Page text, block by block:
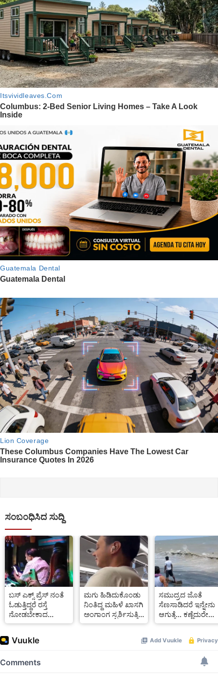
ಸಂಬಂಧಿಸಿದ ಸುದ್ದಿ
ಬಸ್ ಎಕ್ಸ್ ಪ್ರೆಸ್ ನಂತೆ
ಓಡುತ್ತಿದ್ದರೆ ರಸ್ತೆ
ನೋಡಬೇಕಾದ
ಡ್ರೈವರ್ ಮೊಬೈಲ್ ನಲ್ಲಿ
Video
ಮಗು ಹಿಡಿದುಕೊಂಡು
ನಿಂತಿದ್ದ ಮಹಿಳೆ ಖಾಸಗಿ
ಅಂಗಾಂಗ ಸ್ಪರ್ಶಿಸುತ್ತಿದ್ದ
ವ್ಯಕ್ತಿ: ಕ್ಯಾಮರಾದಲ್ಲಿ
ಸಮುದ್ರದ ಜೊತೆ
ಸೆಣಸಾಡಿದರೆ ಇನ್ನೇನು
ಆಗುತ್ತೆ... ಕಣ್ಣೆದುರೇ
ಮಹಿಳೆಯನ್ನು
ಅಲೆಗಳು: ಭೀಕರ